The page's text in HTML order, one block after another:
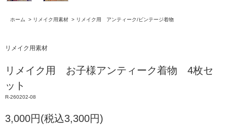
ホーム > リメイク用素材 > リメイク用 アンティーク/ビンテージ着物
リメイク用素材
リメイク用 お子様アンティーク着物 4枚セ
ット
R-260202-08
3,000円(税込3,300円)